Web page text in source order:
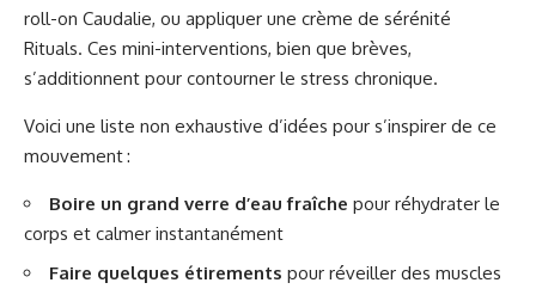
roll-on Caudalie, ou appliquer une crème de sérénité
Rituals. Ces mini-interventions, bien que brèves,
s’additionnent pour contourner le stress chronique.
Voici une liste non exhaustive d’idées pour s’inspirer de ce
mouvement :
Boire un grand verre d’eau fraîche pour réhydrater le
corps et calmer instantanément
Faire quelques étirements pour réveiller des muscles